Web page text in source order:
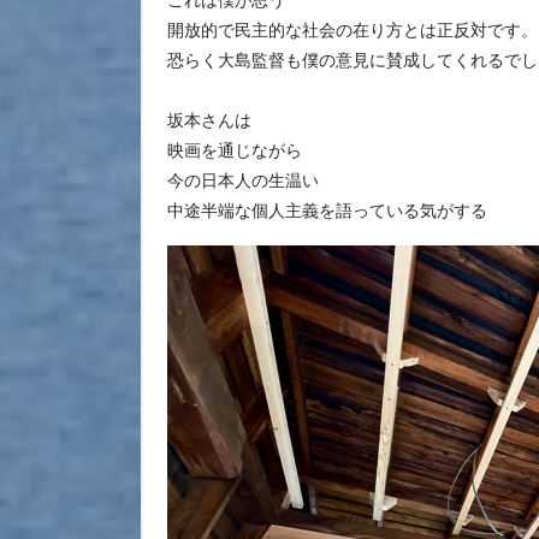
開放的で民主的な社会の在り方とは正反対です。
恐らく大島監督も僕の意見に賛成してくれるで
坂本さんは
映画を通じながら
今の日本人の生温い
中途半端な個人主義を語っている気がする